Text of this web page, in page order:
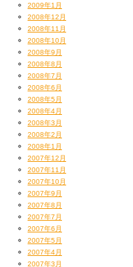
2009年1月
2008年12月
2008年11月
2008年10月
2008年9月
2008年8月
2008年7月
2008年6月
2008年5月
2008年4月
2008年3月
2008年2月
2008年1月
2007年12月
2007年11月
2007年10月
2007年9月
2007年8月
2007年7月
2007年6月
2007年5月
2007年4月
2007年3月